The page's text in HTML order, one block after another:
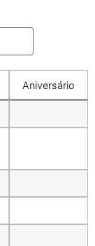
Aniversário